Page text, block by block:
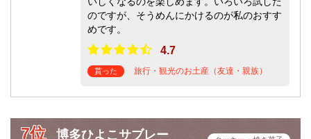
のですが、そうめんにかけるのが私のおすす
めです。
4.7
貰った 旅行・観光のお土産（友達・親族）
7位 博多ひよこサブレー